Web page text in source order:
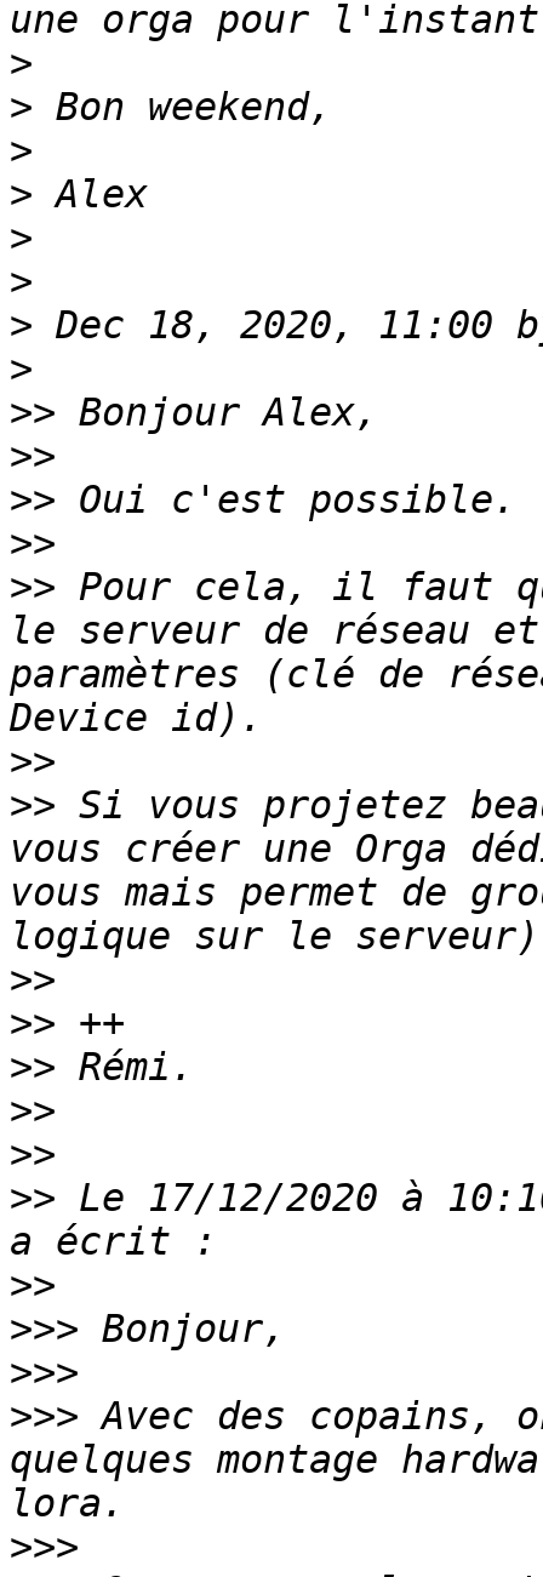
>
>
>
>
>
>
> Dec 18, 2020, 11:00
>
>>
>>
>>
>>
>> Pour cela, il faut
le serveur de réseau
paramètres (clé de
>>
>> Si vous projetez
vous créer une Orga
vous mais permet de
>>
>>
>>
>>
>>
>> Le 17/12/2020 à
>>
>>>
>>>
>>> Avec des copains,
quelques montage
>>>